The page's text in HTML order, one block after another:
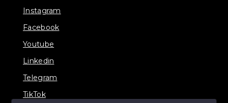
Instagram
Facebook
Youtube
Linkedin
Telegram
TikTok